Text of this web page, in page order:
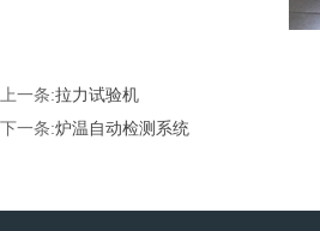
上一条:拉力试验机
下一条:炉温自动检测系统